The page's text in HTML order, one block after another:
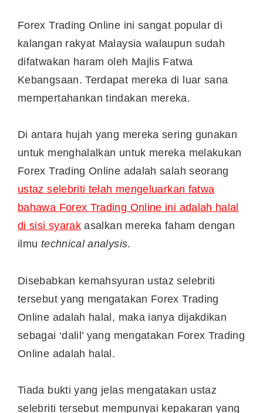
Forex Trading Online ini sangat popular di
kalangan rakyat Malaysia walaupun sudah
difatwakan haram oleh Majlis Fatwa
Kebangsaan. Terdapat mereka di luar sana
mempertahankan tindakan mereka.
Di antara hujah yang mereka sering gunakan
untuk menghalalkan untuk mereka melakukan
Forex Trading Online adalah salah seorang
ustaz selebriti telah mengeluarkan fatwa
bahawa Forex Trading Online ini adalah halal
di sisi syarak asalkan mereka faham dengan
ilmu technical analysis.
Disebabkan kemahsyuran ustaz selebriti
tersebut yang mengatakan Forex Trading
Online adalah halal, maka ianya dijakdikan
sebagai ‘dalil’ yang mengatakan Forex Trading
Online adalah halal.
Tiada bukti yang jelas mengatakan ustaz
selebriti tersebut mempunyai kepakaran yang